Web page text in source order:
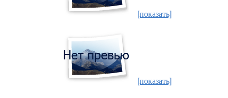
[показать]
[показать]